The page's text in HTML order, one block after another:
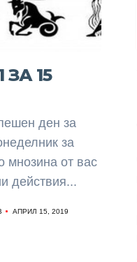
15
ден за
за
мнозина от вас
действия...
АПРИЛ 15, 2019